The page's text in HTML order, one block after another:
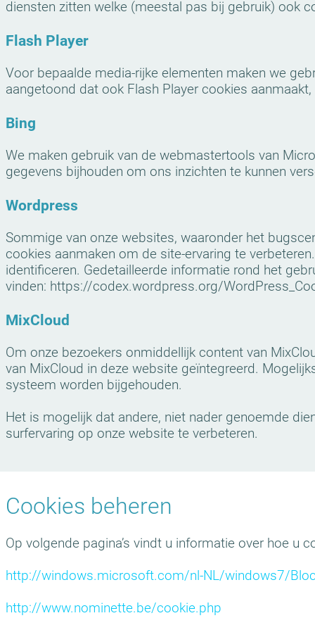
diensten zitten welke (meestal pas bij gebruik) ook
Flash Player
Voor bepaalde media-rijke elementen maken we
aangetoond dat ook Flash Player cookies
Bing
We maken gebruik van de webmastertools van
gegevens bijhouden om ons inzichten te kunnen
Wordpress
Sommige van onze websites, waaronder het
cookies aanmaken om de site-ervaring te
identificeren. Gedetailleerde informatie rond het
vinden: https://codex.wordpress.org/
MixCloud
Om onze bezoekers onmiddellijk content van
van MixCloud in deze website geïntegreerd.
systeem worden bijgehouden.
Het is mogelijk dat andere, niet nader genoemde
surfervaring op onze website te verbeteren.
Cookies beheren
Op volgende pagina’s vindt u informatie over hoe u
http://windows.microsoft.com/nl-NL/windows7/
http://www.nominette.be/cookie.php